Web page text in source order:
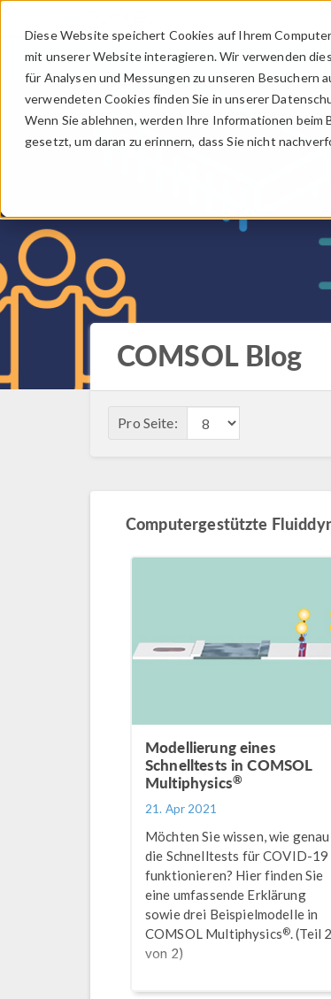
Diese Website speichert Cookies auf Ihrem
mit unserer Website interagieren. Wir verwenden
für Analysen und Messungen zu unseren Besuchern
verwendeten Cookies finden Sie in unserer
Wenn Sie ablehnen, werden Ihre Informationen
gesetzt, um daran zu erinnern, dass Sie nicht
COMSOL Blog
Pro Seite:
Computergestützte
Modellierung eines
Schnelltests in COMSOL
Multiphysics®
21. Apr 2021
Möchten Sie wissen, wie genau
die Schnelltests für COVID-19
funktionieren? Hier finden Sie
eine umfassende Erklärung
sowie drei Beispielmodelle in
COMSOL Multiphysics®. (Teil 2
von 2)